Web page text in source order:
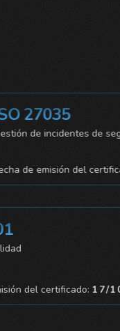
ISO 27035
Gestión de incidentes
Fecha de emisión del
del certificado:17/10/